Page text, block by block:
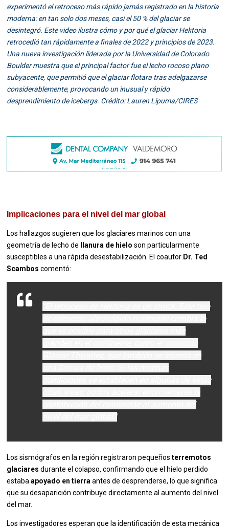
experimentó el retroceso más rápido jamás registrado en la historia
moderna: en tan solo dos meses, casi el 50 % del glaciar se
desintegró. Este video ilustra cómo y por qué el glaciar Hektoria
retrocedió tan rápidamente a finales de 2022 y principios de 2023.
Una nueva investigación liderada por la Universidad de Colorado
Boulder muestra que el principal factor fue el lecho rocoso plano
subyacente, que permitió que el glaciar flotara tras adelgazarse
considerablemente, provocando un inusual y rápido
desprendimiento de icebergs. Crédito: Lauren Lipuma/CIRES
Implicaciones para el nivel del mar global
Los hallazgos sugieren que los glaciares marinos con una
geometría de lecho de
llanura de hielo son particularmente
susceptibles a una rápida desestabilización. El coautor Dr. Ted
Scambos comentó:
"El retroceso de Hektoria es un shock. Este tipo
de retroceso ultrarrápido realmente cambia lo
que es posible para otros glaciares más
grandes en el continente, como el conocido
Glaciar Thwaites, que también se asienta en
una llanura de hielo. Si las mismas
condiciones se establecen en algunas de estas
contribución del continente al aumento del
nivel del mar global."
Los sismógrafos en la región registraron pequeñosterremotos
glaciares durante el colapso, confirmando que el hielo perdido
estabaapoyado en tierra antes de desprenderse, lo que significa
que su desaparición contribuye directamente al aumento del nivel
del mar.
Los investigadores esperan que la identificación de esta mecánica